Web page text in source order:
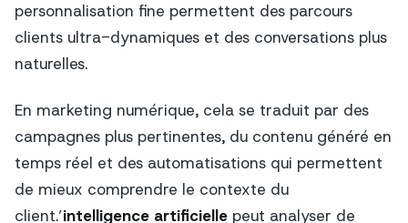
personnalisation fine permettent des parcours
clients ultra-dynamiques et des conversations plus
naturelles.
En marketing numérique, cela se traduit par des
campagnes plus pertinentes, du contenu généré en
temps réel et des automatisations qui permettent
de mieux comprendre le contexte du
client.’intelligence artificielle peut analyser de